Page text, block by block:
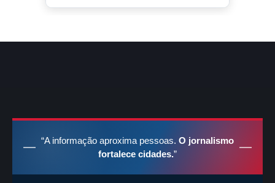
“A informação aproxima pessoas. O jornalismo
fortalece cidades.”